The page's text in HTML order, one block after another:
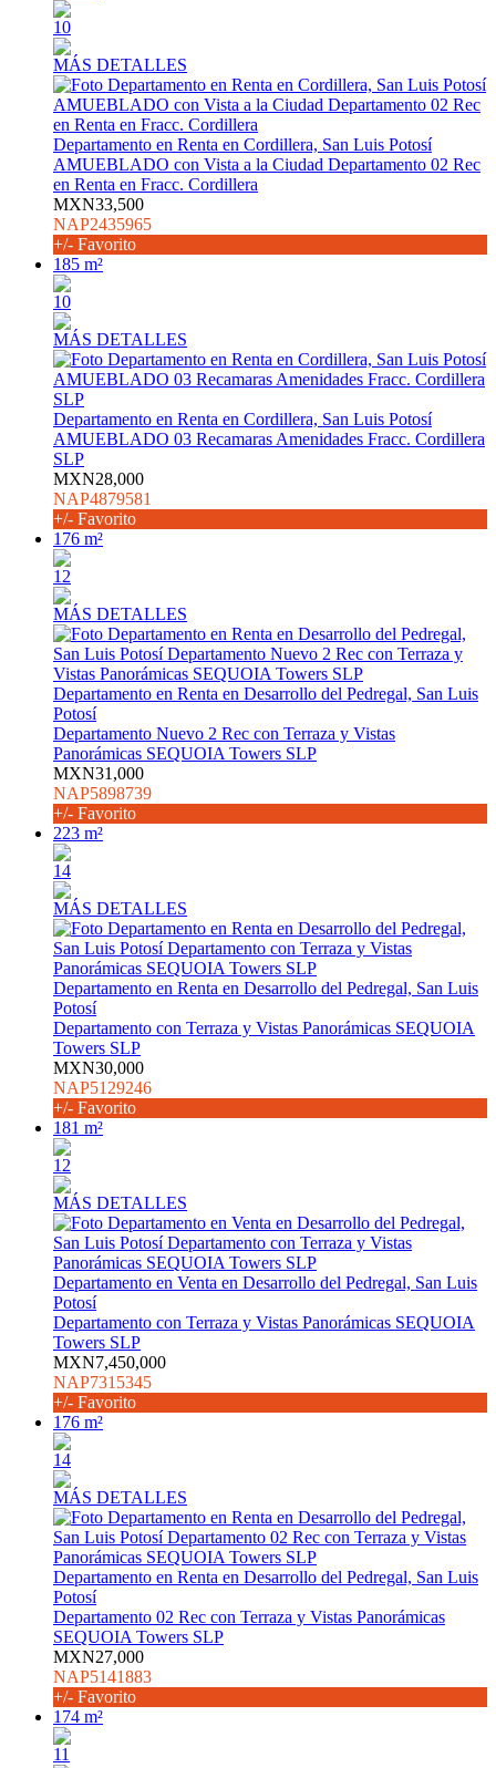
10
MÁS DETALLES
Departamento en Renta en Cordillera, San Luis Potosí
AMUEBLADO con Vista a la Ciudad Departamento 02 Rec
en Renta en Fracc. Cordillera
MXN33,500
NAP2435965
+/- Favorito
185 m²
10
MÁS DETALLES
Departamento en Renta en Cordillera, San Luis Potosí
AMUEBLADO 03 Recamaras Amenidades Fracc. Cordillera
SLP
MXN28,000
NAP4879581
+/- Favorito
176 m²
12
MÁS DETALLES
Departamento en Renta en Desarrollo del Pedregal, San Luis
Potosí
Departamento Nuevo 2 Rec con Terraza y Vistas
Panorámicas SEQUOIA Towers SLP
MXN31,000
NAP5898739
+/- Favorito
223 m²
14
MÁS DETALLES
Departamento en Renta en Desarrollo del Pedregal, San Luis
Potosí
Departamento con Terraza y Vistas Panorámicas SEQUOIA
Towers SLP
MXN30,000
NAP5129246
+/- Favorito
181 m²
12
MÁS DETALLES
Departamento en Venta en Desarrollo del Pedregal, San Luis
Potosí
Departamento con Terraza y Vistas Panorámicas SEQUOIA
Towers SLP
MXN7,450,000
NAP7315345
+/- Favorito
176 m²
14
MÁS DETALLES
Departamento en Renta en Desarrollo del Pedregal, San Luis
Potosí
Departamento 02 Rec con Terraza y Vistas Panorámicas
SEQUOIA Towers SLP
MXN27,000
NAP5141883
+/- Favorito
174 m²
11